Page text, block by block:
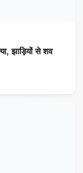
झाड़ियों से शव